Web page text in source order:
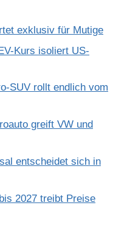
exklusiv für Mutige
Kurs isoliert US-
SUV rollt endlich vom
greift VW und
entscheidet sich in
2027 treibt Preise